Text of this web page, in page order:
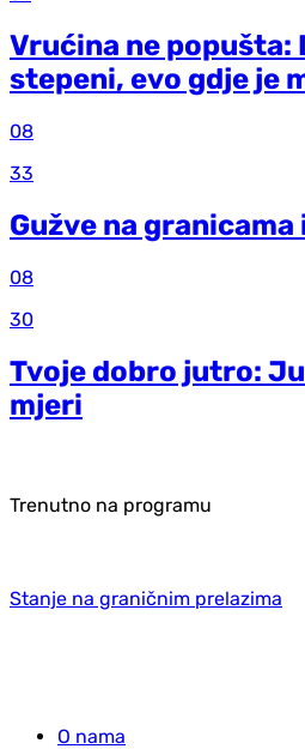
Vrućina ne popušta:
stepeni, evo gdje je
08
33
Gužve na
08
30
Tvoje dobro jutro:
mjeri
Trenutno na programu
Stanje na graničnim prelazima
O nama